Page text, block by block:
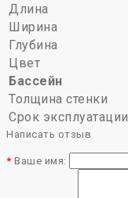
Длина
Ширина
Глубина
Цвет
Бассейн
Толщина стенки
Срок эксплуатации
Написать отзыв
Ваше имя: